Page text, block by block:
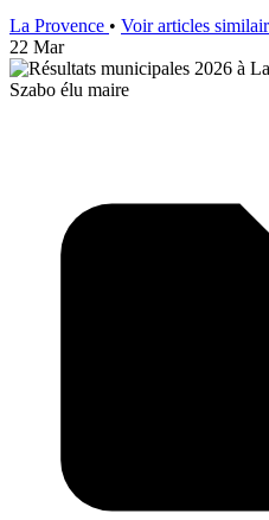
La Provence • Voir articles
22 Mar